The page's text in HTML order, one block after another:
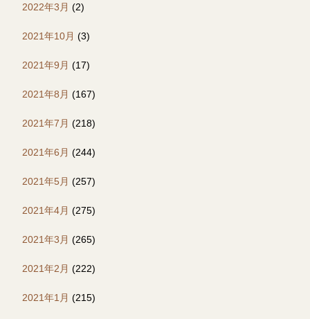
2022年3月 (2)
2021年10月 (3)
2021年9月 (17)
2021年8月 (167)
2021年7月 (218)
2021年6月 (244)
2021年5月 (257)
2021年4月 (275)
2021年3月 (265)
2021年2月 (222)
2021年1月 (215)